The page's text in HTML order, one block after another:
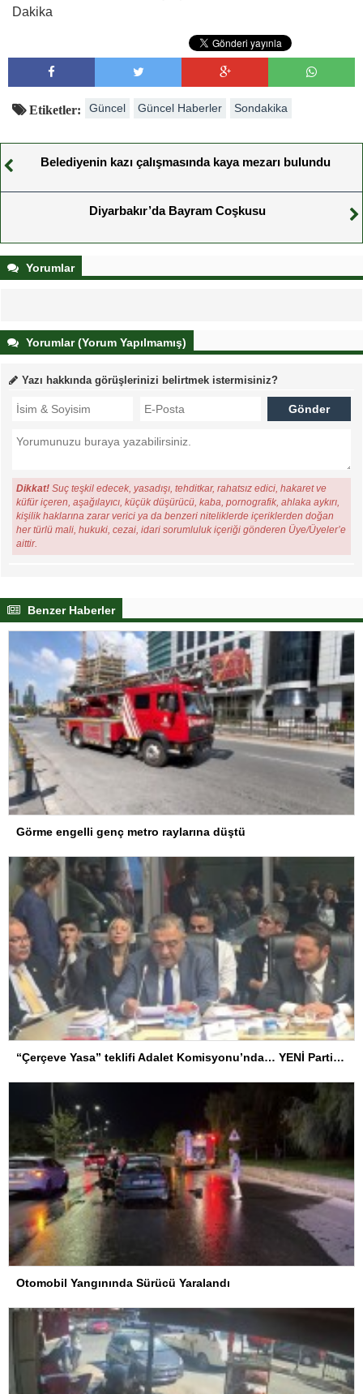
Dakika
Etiketler: Güncel Güncel Haberler Sondakika
Belediyenin kazı çalışmasında kaya mezarı bulundu
Diyarbakır’da Bayram Coşkusu
Yorumlar
Yorumlar (Yorum Yapılmamış)
Yazı hakkında görüşlerinizi belirtmek istermisiniz?
Dikkat! Suç teşkil edecek, yasadışı, tehditkar, rahatsız edici, hakaret ve
küfür içeren, aşağılayıcı, küçük düşürücü, kaba, pornografik, ahlaka aykırı,
kişilik haklarına zarar verici ya da benzeri niteliklerde içeriklerden doğan
her türlü mali, hukuki, cezai, idari sorumluluk içeriği gönderen Üye/Üyeler’e
aittir.
Benzer Haberler
Görme engelli genç metro raylarına düştü
“Çerçeve Yasa” teklifi Adalet Komisyonu’nda… YENİ Partili Tanrıkulu: Bir insana ‘Silahını bırak, ülkene dön, siyasal ve toplumsal hayata katıl’ diyorsanız, o insan kapıdan içeri girdiğinde başına ne geleceğini bilmelidir
Otomobil Yangınında Sürücü Yaralandı